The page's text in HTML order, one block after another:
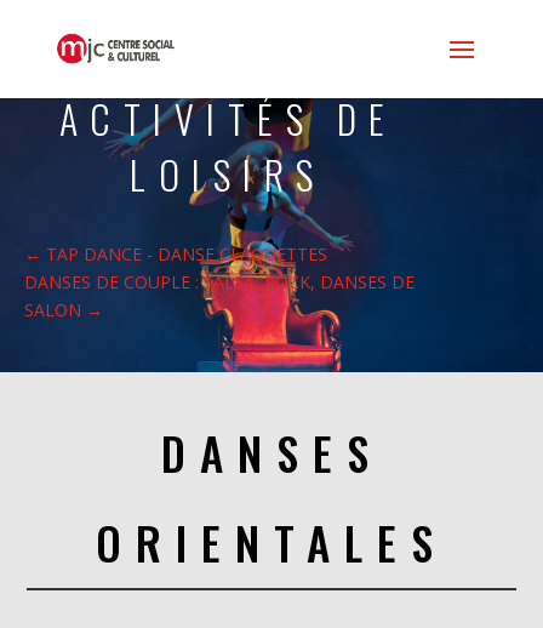
ACTIVITÉS DE
LOISIRS
← TAP DANCE - DANSE CLAQUETTES
DANSES DE COUPLE : SALSA, ROCK, DANSES DE
SALON →
DANSES
ORIENTALES